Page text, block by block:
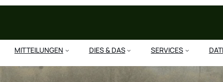
MITTEILUNGEN DIES & DAS SERVICES